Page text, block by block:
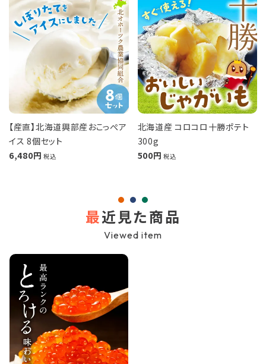
【産直】北海道興部産おこっぺア
イス 8個セット
6,480
税込
北海道産 コロコロ十勝ポテト
300g
500
税込
最近見た商品
Viewed item